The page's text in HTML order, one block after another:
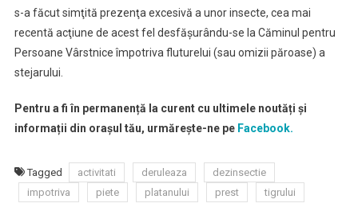
s-a făcut simţită prezenţa excesivă a unor insecte, cea mai
recentă acţiune de acest fel desfăşurându-se la Căminul pentru
Persoane Vârstnice împotriva fluturelui (sau omizii păroase) a
stejarului.
Pentru a fi în permanență la curent cu ultimele noutăți și
informații din orașul tău, urmărește-ne peFacebook.
Tagged activitati deruleaza
dezinsectie
impotriva
piete platanului prest tigrului